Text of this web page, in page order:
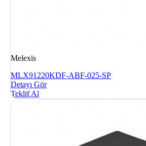
Melexis
MLX91220KDF-ABF-025-SP
Detayı Gör
Teklif Al